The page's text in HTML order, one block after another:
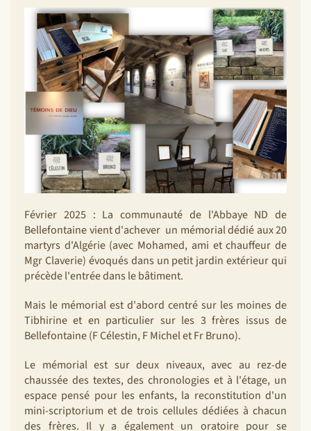
Février 2025 : La communauté de l'Abbaye ND de
Bellefontaine vient d'achever un mémorial dédié aux 20
martyrs d'Algérie (avec Mohamed, ami et chauffeur de
Mgr Claverie) évoqués dans un petit jardin extérieur qui
précède l'entrée dans le bâtiment.
Mais le mémorial est d'abord centré sur les moines de
Tibhirine et en particulier sur les 3 frères issus de
Bellefontaine (F Célestin, F Michel et Fr Bruno).
Le mémorial est sur deux niveaux, avec au rez-de
chaussée des textes, des chronologies et à l'étage, un
espace pensé pour les enfants, la reconstitution d'un
mini-scriptorium et de trois cellules dédiées à chacun
des frères. Il y a également un oratoire pour se